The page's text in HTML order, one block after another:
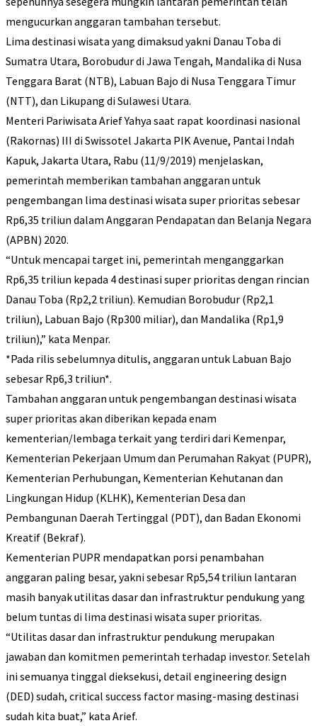
mengucurkan anggaran tambahan tersebut.
Lima destinasi wisata yang dimaksud yakni Danau Toba di
Sumatra Utara, Borobudur di Jawa Tengah, Mandalika di Nusa
Tenggara Barat (NTB), Labuan Bajo di Nusa Tenggara Timur
(NTT), dan Likupang di Sulawesi Utara.
Menteri Pariwisata Arief Yahya saat rapat koordinasi nasional
(Rakornas) III di Swissotel Jakarta PIK Avenue, Pantai Indah
Kapuk, Jakarta Utara, Rabu (11/9/2019) menjelaskan,
pemerintah memberikan tambahan anggaran untuk
pengembangan lima destinasi wisata super prioritas sebesar
Rp6,35 triliun dalam Anggaran Pendapatan dan Belanja Negara
(APBN) 2020.
“Untuk mencapai target ini, pemerintah menganggarkan
Rp6,35 triliun kepada 4 destinasi super prioritas dengan rincian
Danau Toba (Rp2,2 triliun). Kemudian Borobudur (Rp2,1
triliun), Labuan Bajo (Rp300 miliar), dan Mandalika (Rp1,9
triliun),” kata Menpar.
*Pada rilis sebelumnya ditulis, anggaran untuk Labuan Bajo
sebesar Rp6,3 triliun*.
Tambahan anggaran untuk pengembangan destinasi wisata
super prioritas akan diberikan kepada enam
kementerian/lembaga terkait yang terdiri dari Kemenpar,
Kementerian Pekerjaan Umum dan Perumahan Rakyat (PUPR),
Kementerian Perhubungan, Kementerian Kehutanan dan
Lingkungan Hidup (KLHK), Kementerian Desa dan
Pembangunan Daerah Tertinggal (PDT), dan Badan Ekonomi
Kreatif (Bekraf).
Kementerian PUPR mendapatkan porsi penambahan
anggaran paling besar, yakni sebesar Rp5,54 triliun lantaran
masih banyak utilitas dasar dan infrastruktur pendukung yang
belum tuntas di lima destinasi wisata super prioritas.
“Utilitas dasar dan infrastruktur pendukung merupakan
jawaban dan komitmen pemerintah terhadap investor. Setelah
ini semuanya tinggal dieksekusi, detail engineering design
(DED) sudah, critical success factor masing-masing destinasi
sudah kita buat,” kata Arief.